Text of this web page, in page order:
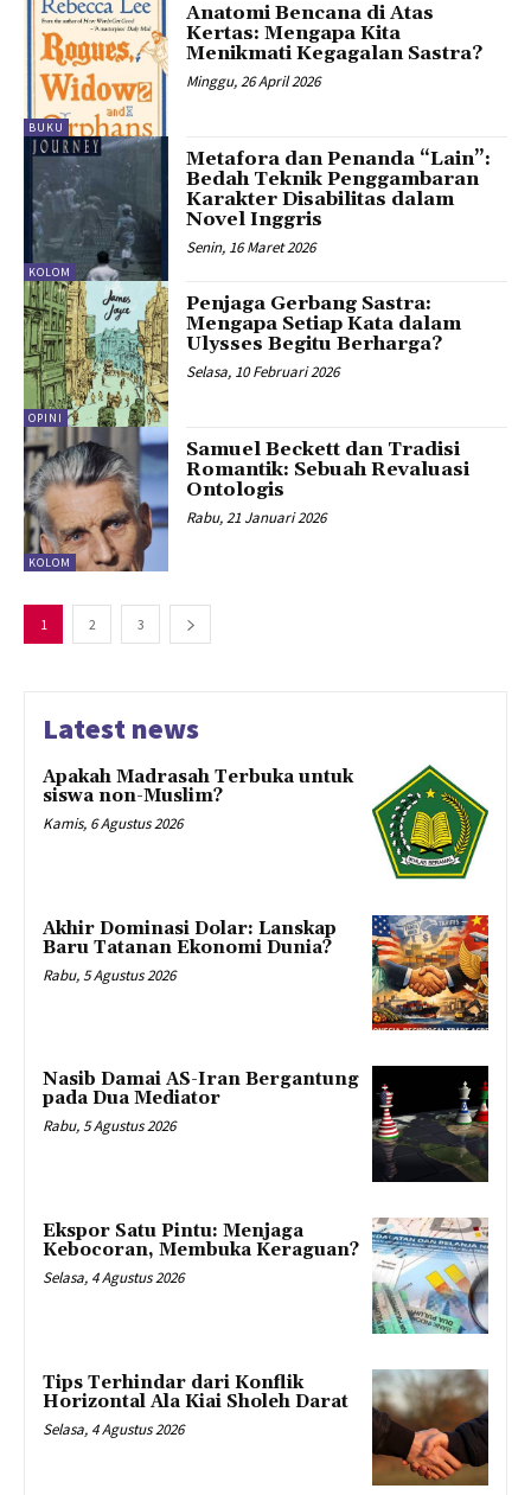
BUKU
Anatomi Bencana di Atas
Kertas: Mengapa Kita
Menikmati Kegagalan Sastra?
Minggu, 26 April 2026
KOLOM
Metafora dan Penanda “Lain”:
Bedah Teknik Penggambaran
Karakter Disabilitas dalam
Novel Inggris
Senin, 16 Maret 2026
OPINI
­Penjaga Gerbang Sastra:
Mengapa Setiap Kata dalam
Ulysses Begitu Berharga?
Selasa, 10 Februari 2026
KOLOM
Samuel Beckett dan Tradisi
Romantik: Sebuah Revaluasi
Ontologis
Rabu, 21 Januari 2026
1 2 3
Latest news
Apakah Madrasah Terbuka untuk
siswa non-Muslim?
Kamis, 6 Agustus 2026
Akhir Dominasi Dolar: Lanskap
Baru Tatanan Ekonomi Dunia?
Rabu, 5 Agustus 2026
Nasib Damai AS-Iran Bergantung
pada Dua Mediator
Rabu, 5 Agustus 2026
Ekspor Satu Pintu: Menjaga
Kebocoran, Membuka Keraguan?
Selasa, 4 Agustus 2026
Tips Terhindar dari Konflik
Horizontal Ala Kiai Sholeh Darat
Selasa, 4 Agustus 2026